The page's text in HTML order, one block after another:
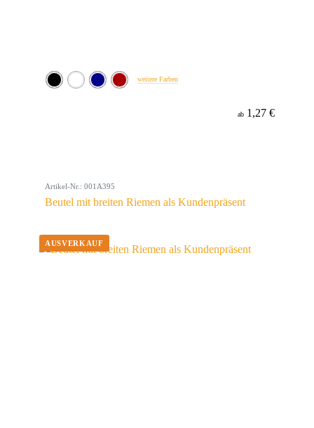
weitere Farben
ab 1,27 €
Artikel-Nr.: 001A395
Beutel mit breiten Riemen als Kundenpräsent